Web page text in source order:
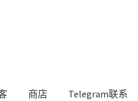
商店 Telegram联系